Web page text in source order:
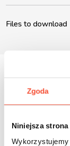
Zgoda
Niniejsza
Files to download
Inne